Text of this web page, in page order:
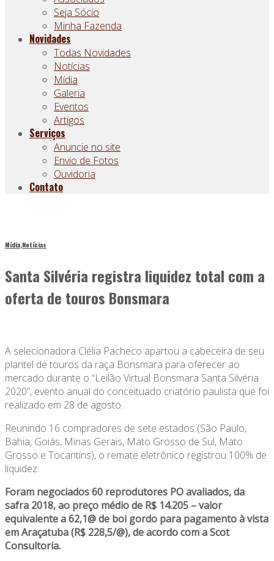
Seja Sócio
Minha Fazenda
Novidades
Todas Novidades
Notícias
Mídia
Galeria
Eventos
Artigos
Serviços
Anuncie no site
Envio de Fotos
Ouvidoria
Contato
Mídia Notícias
Santa Silvéria registra liquidez total com a
oferta de touros Bonsmara
A selecionadora Clélia Pacheco apartou a cabeceira de seu
plantel de touros da raça Bonsmara para oferecer ao
mercado durante o “Leilão Virtual Bonsmara Santa Silvéria
2020”, evento anual do conceituado criatório paulista que foi
realizado em 28 de agosto.
Reunindo 16 compradores de sete estados (São Paulo,
Bahia, Goiás, Minas Gerais, Mato Grosso de Sul, Mato
Grosso e Tocantins), o remate eletrônico registrou 100% de
liquidez.
Foram negociados 60 reprodutores PO avaliados, da
safra 2018, ao preço médio de R$ 14.205 – valor
equivalente a 62,1@ de boi gordo para pagamento à vista
em Araçatuba (R$ 228,5/@), de acordo com a Scot
Consultoria.